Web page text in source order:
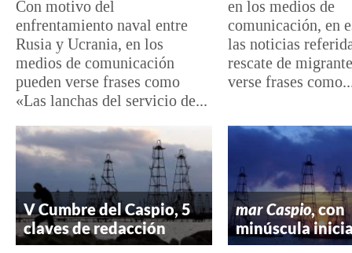
Con motivo del
enfrentamiento naval entre
Rusia y Ucrania, en los
medios de comunicación
pueden verse frases como
«Las lanchas del servicio de...
en los medios de
comunicación, en
las noticias
rescate de
verse frases
V Cumbre del Caspio, 5
claves de redacción
mar Caspio, con
minúscula